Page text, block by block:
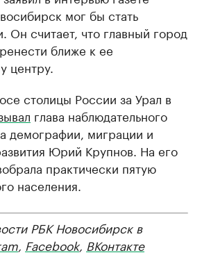
мог бы стать
Он считает, что главный город
ближе к ее
центру.
столицы России за Урал в
глава наблюдательного
демографии, миграции и
Юрий Крупнов. На его
практически пятую
населения.
РБК Новосибирск в
, Facebook, ВКонтакте